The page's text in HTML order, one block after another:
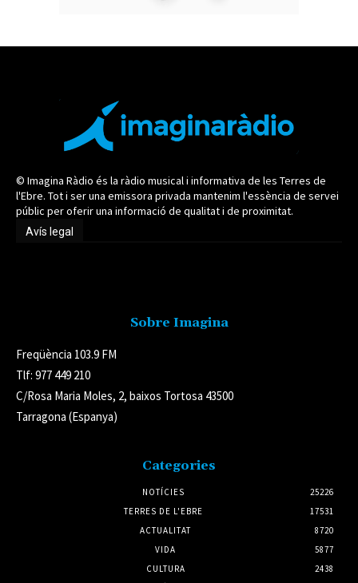
© Imagina Ràdio és la ràdio musical i informativa de les Terres de
l'Ebre. Tot i ser una emissora privada mantenim l'essència de servei
públic per oferir una informació de qualitat i de proximitat.
Avís legal
Sobre Imagina
Freqüència 103.9 FM
Tlf: 977 449 210
C/Rosa Maria Moles, 2, baixos Tortosa 43500
Tarragona (Espanya)
Categories
NOTÍCIES
25226
TERRES DE L'EBRE
17531
ACTUALITAT
8720
VIDA
5877
CULTURA
2438